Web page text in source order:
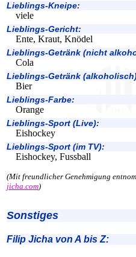
Lieblings-Kneipe:
viele
Lieblings-Gericht:
Ente, Kraut, Knödel
Lieblings-Getränk (nicht
Cola
Lieblings-Getränk
Bier
Lieblings-Farbe:
Orange
Lieblings-Sport (Live):
Eishockey
Lieblings-Sport (im TV):
Eishockey, Fussball
(Mit freundlicher Genehmigung
jicha.com)
Sonstiges
Filip Jicha von A bis Z: